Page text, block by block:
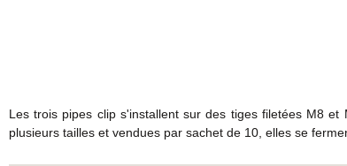
Les trois pipes clip s'installent sur des tiges filetées M8
plusieurs tailles et vendues par sachet de 10, elles se